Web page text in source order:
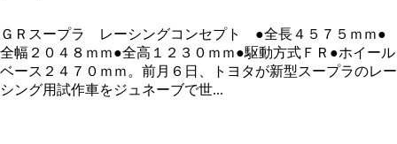
Ｒ●ホイールベース２４７０ｍｍ。
欲しい。
ＧＲスープラ レーシングコンセプト ●全長４５７５ｍｍ●
全幅２０４８ｍｍ●全高１２３０ｍｍ●駆動方式ＦＲ●ホイール
ベース２４７０ｍｍ。前月６日、トヨタが新型スープラのレー
シング用試作車をジュネーブで世...